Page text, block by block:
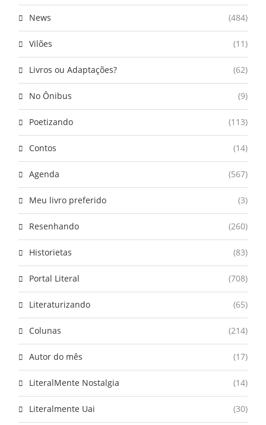
News (484)
Vilões (11)
Livros ou Adaptações? (62)
No Ônibus (9)
Poetizando (113)
Contos (14)
Agenda (567)
Meu livro preferido (3)
Resenhando (260)
Historietas (83)
Portal Literal (708)
Literaturizando (65)
Colunas (214)
Autor do mês (17)
LiteralMente Nostalgia (14)
Literalmente Uai (30)